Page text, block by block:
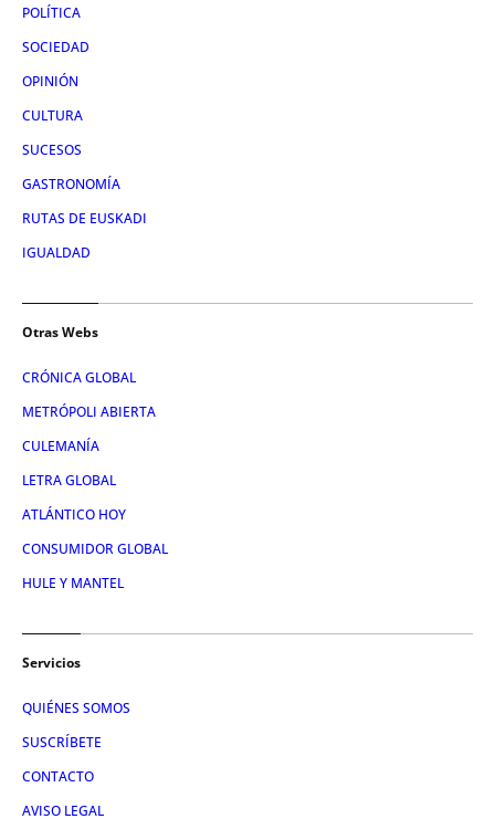
POLÍTICA
SOCIEDAD
OPINIÓN
CULTURA
SUCESOS
GASTRONOMÍA
RUTAS DE EUSKADI
IGUALDAD
Otras Webs
CRÓNICA GLOBAL
METRÓPOLI ABIERTA
CULEMANÍA
LETRA GLOBAL
ATLÁNTICO HOY
CONSUMIDOR GLOBAL
HULE Y MANTEL
Servicios
QUIÉNES SOMOS
SUSCRÍBETE
CONTACTO
AVISO LEGAL